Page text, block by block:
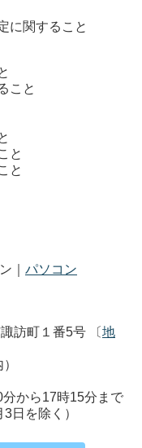
に関すること
こと
と
と
｜ パソコン
訪町１番5号 〔地
から17時15分まで
日を除く）